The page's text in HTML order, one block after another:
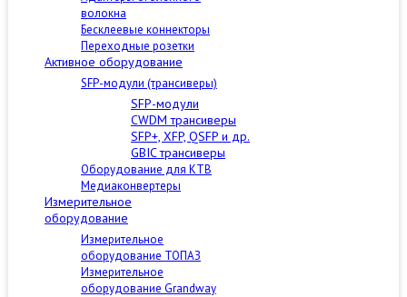
волокна
Бесклеевые коннекторы
Переходные розетки
Активное оборудование
SFP-модули (трансиверы)
SFP-модули
CWDM трансиверы
SFP+, XFP, QSFP и др.
GBIC трансиверы
Оборудование для КТВ
Медиаконвертеры
Измерительное
оборудование
Измерительное
оборудование ТОПАЗ
Измерительное
оборудование Grandway